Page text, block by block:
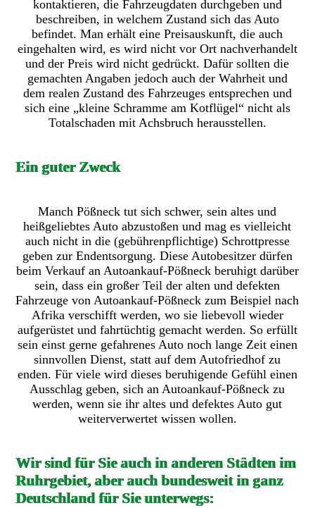
kontaktieren, die Fahrzeugdaten durchgeben und
beschreiben, in welchem Zustand sich das Auto
befindet. Man erhält eine Preisauskunft, die auch
eingehalten wird, es wird nicht vor Ort nachverhandelt
und der Preis wird nicht gedrückt. Dafür sollten die
gemachten Angaben jedoch auch der Wahrheit und
dem realen Zustand des Fahrzeuges entsprechen und
sich eine „kleine Schramme am Kotflügel“ nicht als
Totalschaden mit Achsbruch herausstellen.
Ein guter Zweck
Manch Pößneck tut sich schwer, sein altes und
heißgeliebtes Auto abzustoßen und mag es vielleicht
auch nicht in die (gebührenpflichtige) Schrottpresse
geben zur Endentsorgung. Diese Autobesitzer dürfen
beim Verkauf an Autoankauf-Pößneck beruhigt darüber
sein, dass ein großer Teil der alten und defekten
Fahrzeuge von Autoankauf-Pößneck zum Beispiel nach
Afrika verschifft werden, wo sie liebevoll wieder
aufgerüstet und fahrtüchtig gemacht werden. So erfüllt
sein einst gerne gefahrenes Auto noch lange Zeit einen
sinnvollen Dienst, statt auf dem Autofriedhof zu
enden. Für viele wird dieses beruhigende Gefühl einen
Ausschlag geben, sich an Autoankauf-Pößneck zu
werden, wenn sie ihr altes und defektes Auto gut
weiterverwertet wissen wollen.
Wir sind für Sie auch in anderen Städten im
Ruhrgebiet, aber auch bundesweit in ganz
Deutschland für Sie unterwegs: